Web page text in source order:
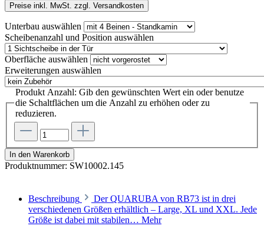
Preise inkl. MwSt. zzgl. Versandkosten
Unterbau auswählen
Scheibenanzahl und Position auswählen
Oberfläche auswählen
Erweiterungen auswählen
Produkt Anzahl: Gib den gewünschten Wert ein oder benutze
die Schaltflächen um die Anzahl zu erhöhen oder zu
reduzieren.
In den Warenkorb
Produktnummer: SW10002.145
Beschreibung
Der QUARUBA von RB73 ist in drei
verschiedenen Größen erhältlich – Large, XL und XXL. Jede
Größe ist dabei mit stabilen… Mehr